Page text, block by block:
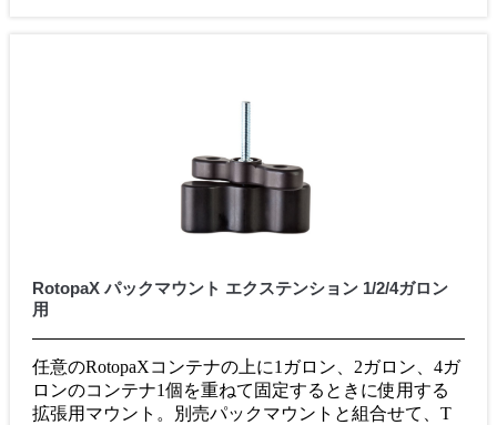
RotopaX パックマウント エクステンション 1/2/4ガロン
用
任意のRotopaXコンテナの上に1ガロン、2ガロン、4ガ
ロンのコンテナ1個を重ねて固定するときに使用する
拡張用マウント。別売パックマウントと組合せて、T